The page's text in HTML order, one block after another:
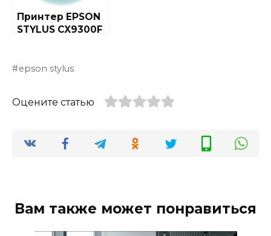
Принтер EPSON
STYLUS CX9300F
epson stylus
Оцените статью
Вам также может понравиться